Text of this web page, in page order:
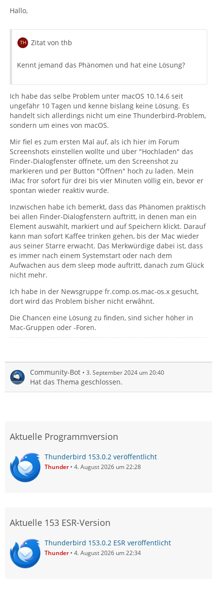
Hallo,
Zitat von thb
Kennt jemand das Phänomen und hat eine Lösung?
Ich habe das selbe Problem unter macOS 10.14.6 seit
ungefähr 10 Tagen und kenne bislang keine Lösung. Es
handelt sich allerdings nicht um eine Thunderbird-Problem,
sondern um eines von macOS.
Mir fiel es zum ersten Mal auf, als ich hier im Forum
Screenshots einstellen wollte und über "Hochladen" das
Finder-Dialogfenster öffnete, um den Screenshot zu
markieren und per Button "Öffnen" hoch zu laden. Mein
iMac fror sofort für drei bis vier Minuten völlig ein, bevor er
spontan wieder reaktiv wurde.
Inzwischen habe ich bemerkt, dass das Phänomen praktisch
bei allen Finder-Dialogfenstern auftritt, in denen man ein
Element auswählt, markiert und auf Speichern klickt. Darauf
kann man sofort Kaffee trinken gehen, bis der Mac wieder
aus seiner Starre erwacht. Das Merkwürdige dabei ist, dass
es immer nach einem Systemstart oder nach dem
Aufwachen aus dem sleep mode auftritt, danach zum Glück
nicht mehr.
Ich habe in der Newsgruppe fr.comp.os.mac-os.x gesucht,
dort wird das Problem bisher nicht erwâhnt.
Die Chancen eine Lösung zu finden, sind sicher höher in
Mac-Gruppen oder -Foren.
Community-Bot 3. September 2024 um 20:40
Hat das Thema geschlossen.
Aktuelle Programmversion
Thunderbird 153.0.2 veröffentlicht
Thunder 4. August 2026 um 22:28
Aktuelle 153 ESR-Version
Thunderbird 153.0.2 ESR veröffentlicht
Thunder 4. August 2026 um 22:34